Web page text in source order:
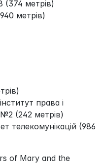
(374 метрів)
метрів)
права і
№2 (242 метрів)
телекомунікацій (986
of Mary and the